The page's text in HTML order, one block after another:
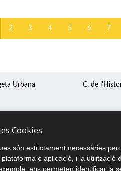
2 3 4 5 6 7
Urbana C. de
Cookies
són estrictament necessàries
o aplicació, i la
ens permeten identificar la